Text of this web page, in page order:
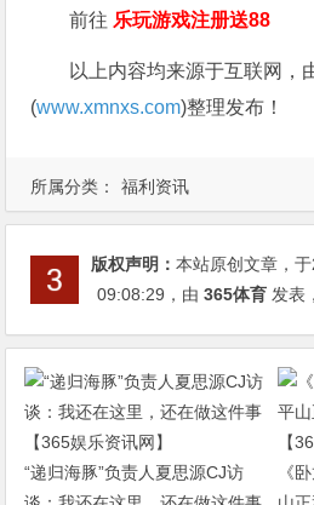
所属分类： 福利资讯
前往 乐玩游戏注册送88
以上内容均来源于互联网，
(www.xmnxs.com)整理发布！
版权声明：本站原创文章，
09:08:29 ，由365体育 发表
“递归海豚”负责人夏思源CJ访
《